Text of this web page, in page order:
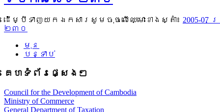
ដើម្បីទាញយកឯកសារសូមចុចលើឈ្មោះខាងស្តាំ៖ 2005-
២៣០
មុន
បន្ទាប់
គេហទំព័រផ្សេងៗ
Council for the Development of Cambodia
Ministry of Commerce
General Department of Taxation